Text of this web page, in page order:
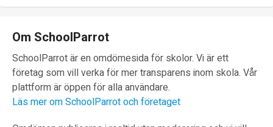
Om SchoolParrot
SchoolParrot är en omdömesida för skolor. Vi är ett
företag som vill verka för mer transparens inom skola. Vår
plattform är öppen för alla användare.
Läs mer om SchoolParrot och företaget